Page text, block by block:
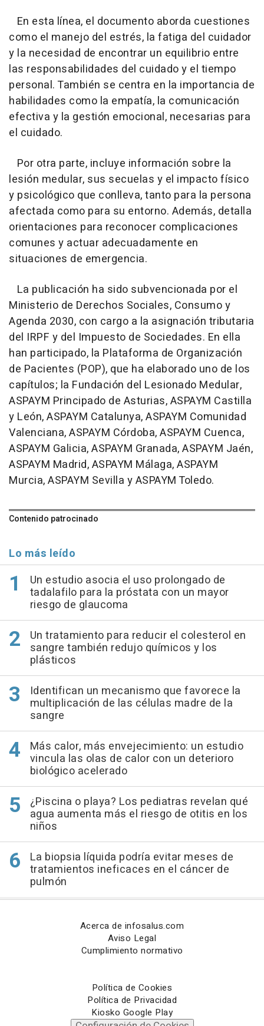
En esta línea, el documento aborda cuestiones
como el manejo del estrés, la fatiga del cuidador
y la necesidad de encontrar un equilibrio entre
las responsabilidades del cuidado y el tiempo
personal. También se centra en la importancia de
habilidades como la empatía, la comunicación
efectiva y la gestión emocional, necesarias para
el cuidado.
Por otra parte, incluye información sobre la
lesión medular, sus secuelas y el impacto físico
y psicológico que conlleva, tanto para la persona
afectada como para su entorno. Además, detalla
orientaciones para reconocer complicaciones
comunes y actuar adecuadamente en
situaciones de emergencia.
La publicación ha sido subvencionada por el
Ministerio de Derechos Sociales, Consumo y
Agenda 2030, con cargo a la asignación tributaria
del IRPF y del Impuesto de Sociedades. En ella
han participado, la Plataforma de Organización
de Pacientes (POP), que ha elaborado uno de los
capítulos; la Fundación del Lesionado Medular,
ASPAYM Principado de Asturias, ASPAYM Castilla
y León, ASPAYM Catalunya, ASPAYM Comunidad
Valenciana, ASPAYM Córdoba, ASPAYM Cuenca,
ASPAYM Galicia, ASPAYM Granada, ASPAYM Jaén,
ASPAYM Madrid, ASPAYM Málaga, ASPAYM
Murcia, ASPAYM Sevilla y ASPAYM Toledo.
Contenido patrocinado
Lo más leído
Un estudio asocia el uso prolongado de
tadalafilo para la próstata con un mayor
riesgo de glaucoma
Un tratamiento para reducir el colesterol en
sangre también redujo químicos y los
plásticos
Identifican un mecanismo que favorece la
multiplicación de las células madre de la
sangre
Más calor, más envejecimiento: un estudio
vincula las olas de calor con un deterioro
biológico acelerado
¿Piscina o playa? Los pediatras revelan qué
agua aumenta más el riesgo de otitis en los
niños
La biopsia líquida podría evitar meses de
tratamientos ineficaces en el cáncer de
pulmón
Acerca de infosalus.com
Aviso Legal
Cumplimiento normativo
Política de Cookies
Política de Privacidad
Kiosko Google Play